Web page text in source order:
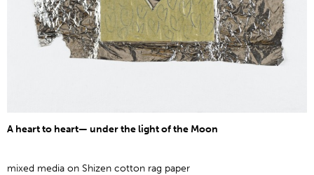
A heart to heart— under the light of the Moon
mixed media on Shizen cotton rag paper